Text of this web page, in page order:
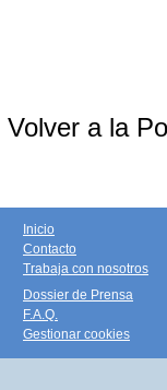
Volver a la
Inicio
Contacto
Trabaja con nosotros
Dossier de Prensa
F.A.Q.
Gestionar cookies